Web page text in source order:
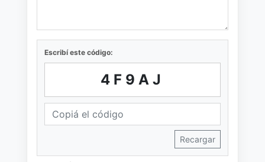
Escribí este código:
4F9AJ
Recargar